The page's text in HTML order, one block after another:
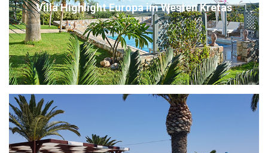
Villa Highlight Europa im Westen Kretas